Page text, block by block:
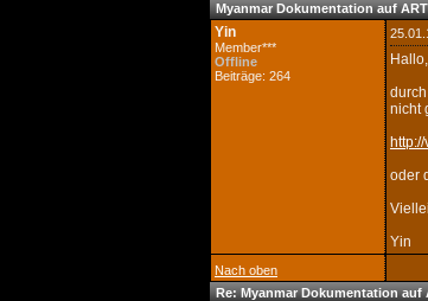
Myanmar Dokumentation auf
Yin
Member***
Offline
Beiträge: 264
Hallo,
nicht
oder
Yin
Nach oben
Re: Myanmar Dokumentation auf